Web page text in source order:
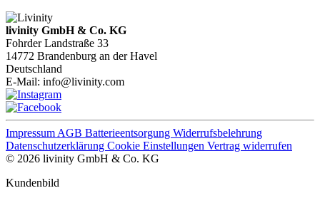
livinity GmbH & Co. KG
Fohrder Landstraße 33
14772 Brandenburg an der Havel
Deutschland
E-Mail: info@livinity.com
Impressum AGB Batterieentsorgung Widerrufsbelehrung
Datenschutzerklärung Cookie Einstellungen Vertrag widerrufen
© 2026 livinity GmbH & Co. KG
Kundenbild